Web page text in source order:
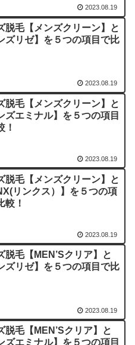
2023.08.19
脱毛【メンズクリーン】と
ズリゼ】を５つの項目で比
2023.08.19
脱毛【メンズクリーン】と
ズエミナル】を５つの項目
！
2023.08.19
脱毛【メンズクリーン】と
リンクス）】を５つの項
較！
2023.08.19
脱毛【MEN’Sクリア】と
ズリゼ】を５つの項目で比
2023.08.19
脱毛【MEN’Sクリア】と
ズエミナル】を５つの項目